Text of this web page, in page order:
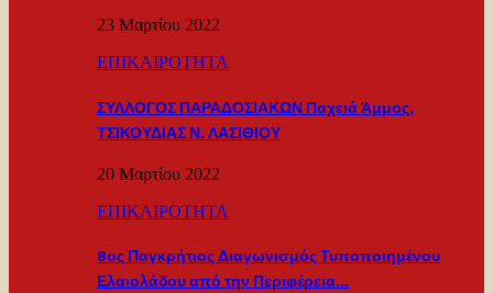
23 Μαρτίου 2022
ΕΠΙΚΑΙΡΟΤΗΤΑ
ΣΥΛΛΟΓΟΣ ΠΑΡΑΔΟΣΙΑΚΩΝ Παχειά Άμμος,
ΤΣΙΚΟΥΔΙΑΣ Ν. ΛΑΣΙΘΙΟΥ
20 Μαρτίου 2022
ΕΠΙΚΑΙΡΟΤΗΤΑ
8ος Παγκρήτιος Διαγωνισμός Τυποποιημένου
Ελαιολάδου από την Περιφέρεια…